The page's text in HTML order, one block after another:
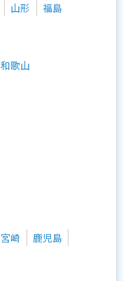
山形 福島
和歌山
宮崎
鹿児島